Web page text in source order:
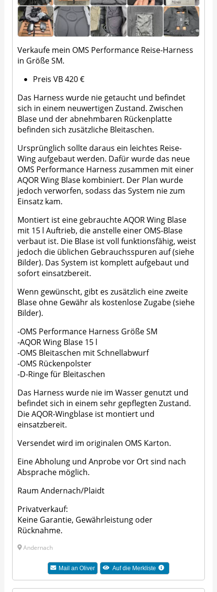
Verkaufe mein OMS Performance Reise-Harness
in Größe SM.
Preis VB 420 €
Das Harness wurde nie getaucht und befindet
sich in einem neuwertigen Zustand. Zwischen
Blase und der abnehmbaren Rückenplatte
befinden sich zusätzliche Bleitaschen.
Ursprünglich sollte daraus ein leichtes Reise-
Wing aufgebaut werden. Dafür wurde das neue
OMS Performance Harness zusammen mit einer
AQOR Wing Blase kombiniert. Der Plan wurde
jedoch verworfen, sodass das System nie zum
Einsatz kam.
Montiert ist eine gebrauchte AQOR Wing Blase
mit 15 l Auftrieb, die anstelle einer OMS-Blase
verbaut ist. Die Blase ist voll funktionsfähig, weist
jedoch die üblichen Gebrauchsspuren auf (siehe
Bilder). Das System ist komplett aufgebaut und
sofort einsatzbereit.
Wenn gewünscht, gibt es zusätzlich eine zweite
Blase ohne Gewähr als kostenlose Zugabe (siehe
Bilder).
-OMS Performance Harness Größe SM
-AQOR Wing Blase 15 l
-OMS Bleitaschen mit Schnellabwurf
-OMS Rückenpolster
-D-Ringe für Bleitaschen
Das Harness wurde nie im Wasser genutzt und
befindet sich in einem sehr gepflegten Zustand.
Die AQOR-Wingblase ist montiert und
einsatzbereit.
Versendet wird im originalen OMS Karton.
Eine Abholung und Anprobe vor Ort sind nach
Absprache möglich.
Raum Andernach/Plaidt
Privatverkauf:
Keine Garantie, Gewährleistung oder
Rücknahme.
Andernach
Mail anOliver Auf die Merkliste